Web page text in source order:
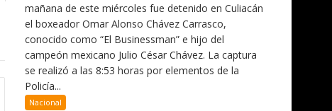
mañana de este miércoles fue detenido en Culiacán
el boxeador Omar Alonso Chávez Carrasco,
conocido como “El Businessman” e hijo del
campeón mexicano Julio César Chávez. La captura
se realizó a las 8:53 horas por elementos de la
Policía...
Nacional